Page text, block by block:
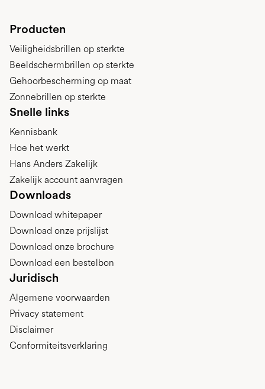
Producten
Veiligheidsbrillen op sterkte
Beeldschermbrillen op sterkte
Gehoorbescherming op maat
Zonnebrillen op sterkte
Snelle links
Kennisbank
Hoe het werkt
Hans Anders Zakelijk
Zakelijk account aanvragen
Downloads
Download whitepaper
Download onze prijslijst
Download onze brochure
Download een bestelbon
Juridisch
Algemene voorwaarden
Privacy statement
Disclaimer
Conformiteitsverklaring